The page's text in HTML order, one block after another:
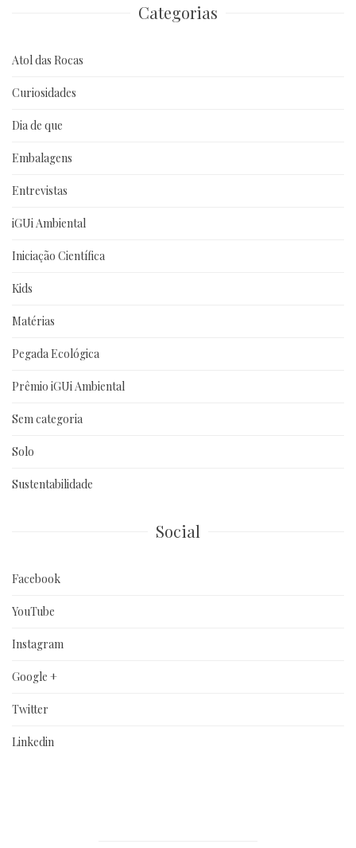
Categorias
Atol das Rocas
Curiosidades
Dia de que
Embalagens
Entrevistas
iGUi Ambiental
Iniciação Científica
Kids
Matérias
Pegada Ecológica
Prêmio iGUi Ambiental
Sem categoria
Solo
Sustentabilidade
Social
Facebook
YouTube
Instagram
Google +
Twitter
Linkedin